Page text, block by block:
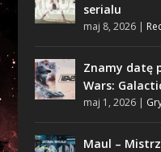
serialu
maj 8, 2026|
Znamy datę
Wars:
maj 1, 2026|
Maul –